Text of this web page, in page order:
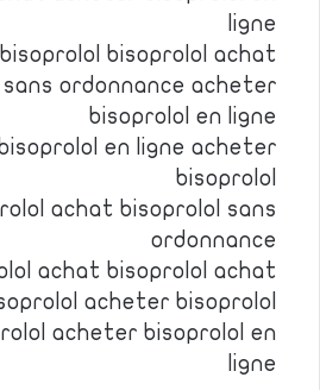
ligne
bisoprolol achat
ordonnance acheter
bisoprolol en ligne
en ligne acheter
bisoprolol
achat bisoprolol sans
ordonnance
achat bisoprolol achat
acheter bisoprolol
acheter bisoprolol en
ligne